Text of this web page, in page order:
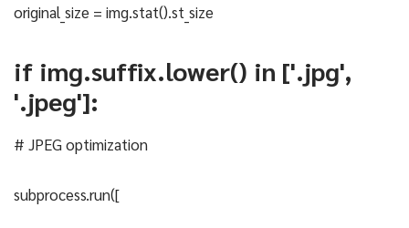
original_size = img.stat().st_size
if img.suffix.lower() in ['.jpg',
'.jpeg']:
# JPEG optimization
subprocess.run([